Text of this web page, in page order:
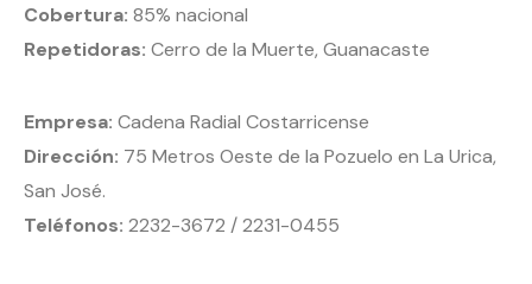
Cobertura: 85% nacional
Repetidoras: Cerro de la Muerte, Guanacaste
Empresa: Cadena Radial Costarricense
Dirección: 75 Metros Oeste de la Pozuelo en La Urica,
San José.
Teléfonos: 2232-3672 / 2231-0455